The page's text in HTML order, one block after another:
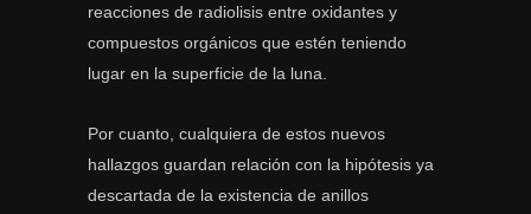
reacciones de radiolisis entre oxidantes y
compuestos orgánicos que estén teniendo
lugar en la superficie de la luna.
Por cuanto, cualquiera de estos nuevos
hallazgos guardan relación con la hipótesis ya
descartada de la existencia de anillos